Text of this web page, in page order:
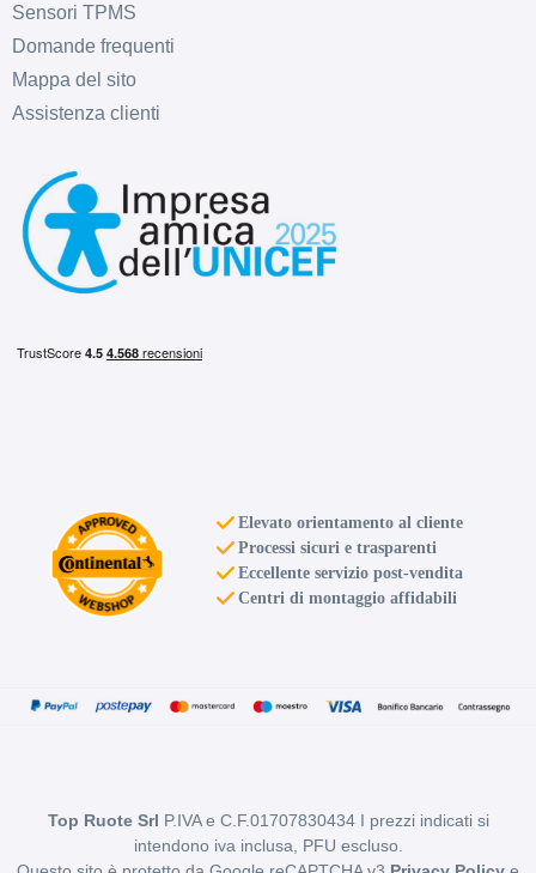
Sensori TPMS
Domande frequenti
Mappa del sito
Assistenza clienti
Elevato orientamento al cliente
Processi sicuri e trasparenti
Eccellente servizio post-vendita
Centri di montaggio affidabili
Top Ruote Srl P.IVA e C.F.01707830434 I prezzi indicati si
intendono iva inclusa, PFU escluso.